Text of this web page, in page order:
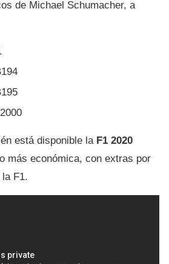
de Michael Schumacher, a
está disponible la F1 2020
más económica, con extras por
F1.